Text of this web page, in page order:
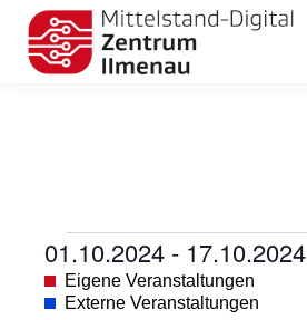
Veranstaltungen
01.10.2024 - 17.10.2024
Datum
wählen.
Eigene Veranstaltungen
Externe Veranstaltungen